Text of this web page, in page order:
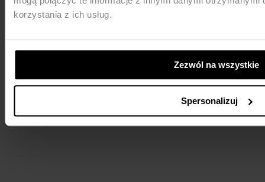
korzystania z ich usług.
Zezwól na wszystkie
Spersonalizuj
PŁATNOŚCI